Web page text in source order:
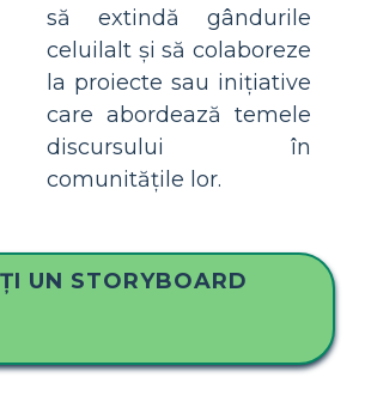
să extindă gândurile
celuilalt și să colaboreze
la proiecte sau inițiative
care abordează temele
discursului în
comunitățile lor.
UN STORYBOARD